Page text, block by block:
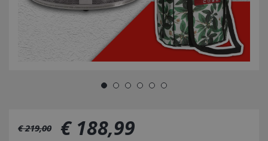
€ 219,00 € 188,99